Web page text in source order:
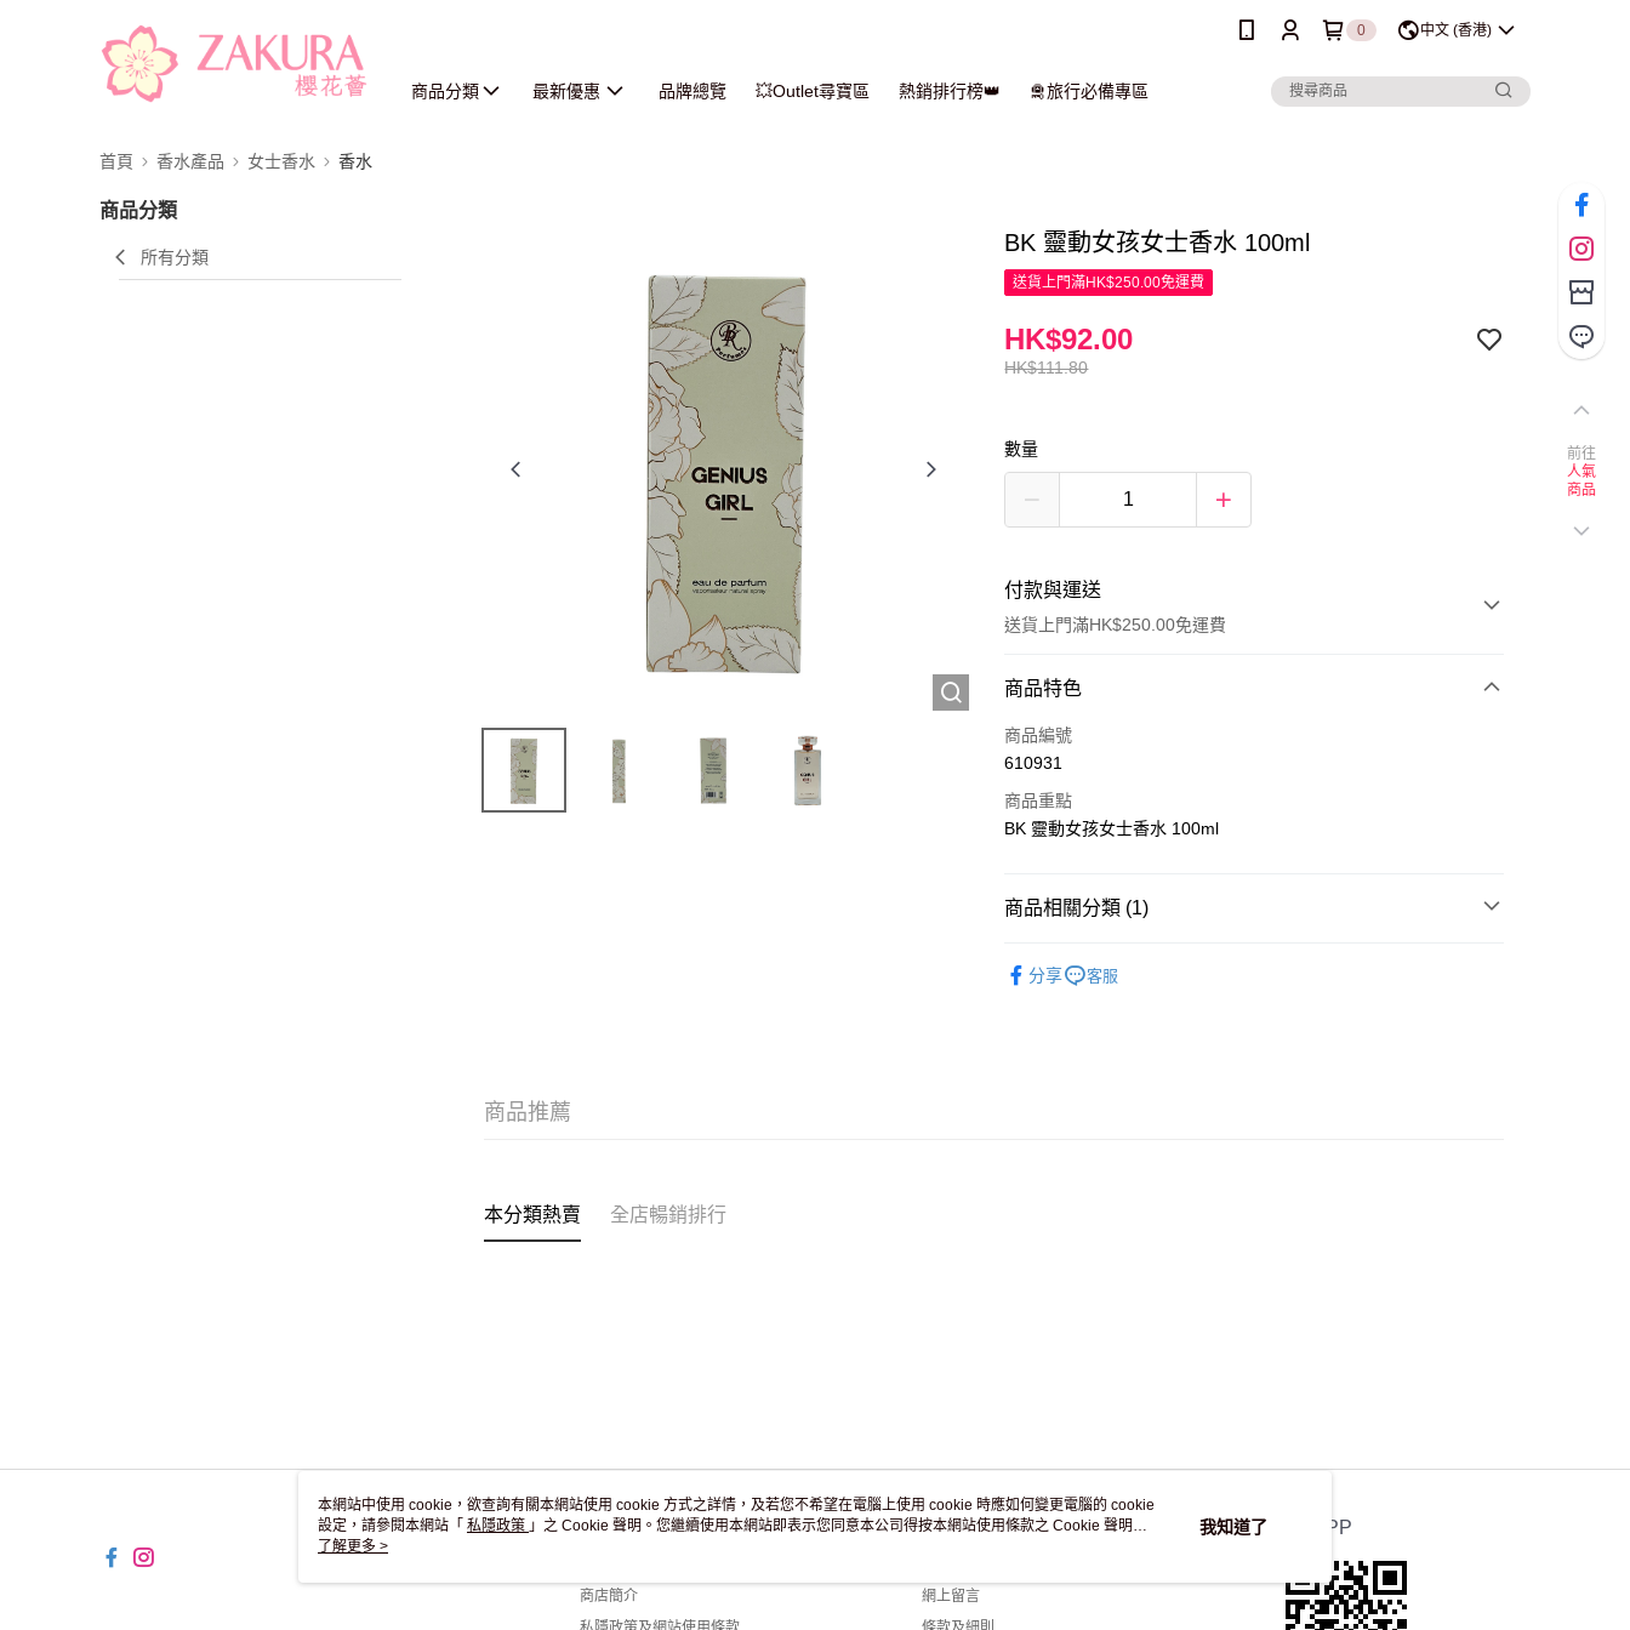
0 中文 (香港)
商品分類 最新優惠 品牌總覽 💥Outlet尋寶區 熱銷排行榜👑 🛅旅行必備專區
首頁 香水產品 女士香水 香水
商品分類
所有分類
BK 靈動女孩女士香水 100ml
送貨上門滿HK$250.00免運費
HK$111.80
HK$92.00
數量
付款與運送
送貨上門滿HK$250.00免運費
付款方式
信用卡
AlipayHK
JD京東物流，訂單確認發貨後2-4個工作天送達
商品特色
商品編號
610931
商品重點
BK 靈動女孩女士香水 100ml
商品相關分類 (1)
分享
客服
商品推薦
本分類熱賣 全店暢銷排行
關於我們
商店簡介
客戶服務
網上留言
官方APP
前往
人氣
商品
本網站中使用 cookie，欲查詢有關本網站使用 cookie 方式之詳情，及若您不希望在電腦上使用 cookie 時應如何變更電腦的 cookie
設定，請參閱本網站「 私隱政策 」之 Cookie 聲明。您繼續使用本網站即表示您同意本公司得按本網站使用條款之 Cookie 聲明使
用 cookie。
了解更多 >
我知道了